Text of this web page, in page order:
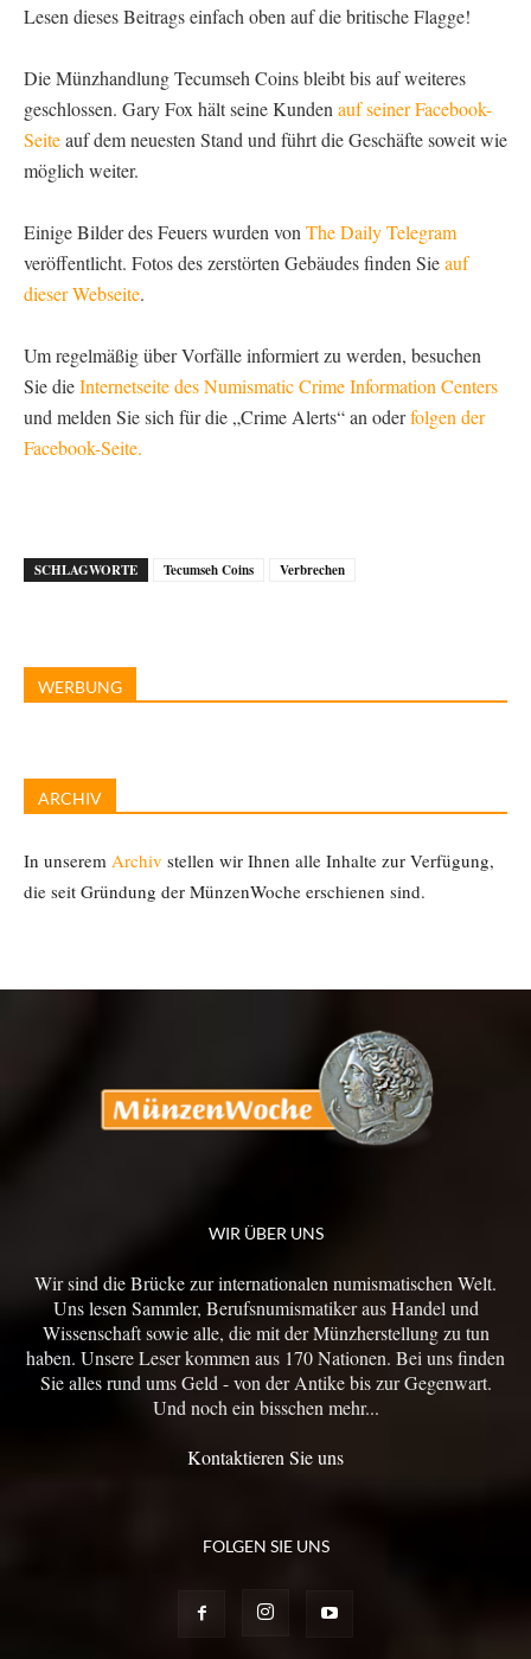
Lesen dieses Beitrags einfach oben auf die britische Flagge!
Die Münzhandlung Tecumseh Coins bleibt bis auf weiteres
geschlossen. Gary Fox hält seine Kundenauf seiner Facebook-
Seiteauf dem neuesten Stand und führt die Geschäfte soweit wie
möglich weiter.
Einige Bilder des Feuers wurden vonThe Daily Telegram
veröffentlicht. Fotos des zerstörten Gebäudes finden Sieauf
dieser Webseite.
Um regelmäßig über Vorfälle informiert zu werden, besuchen
Sie dieInternetseite des Numismatic Crime Information Centers
und melden Sie sich für die „Crime Alerts“ an oderfolgen der
Facebook-Seite.
SCHLAGWORTE Tecumseh Coins Verbrechen
WERBUNG
ARCHIV
In unserem Archiv stellen wir Ihnen alle Inhalte zur Verfügung,
die seit Gründung der MünzenWoche erschienen sind.
WIR ÜBER UNS
Wir sind die Brücke zur internationalen numismatischen Welt.
Uns lesen Sammler, Berufsnumismatiker aus Handel und
Wissenschaft sowie alle, die mit der Münzherstellung zu tun
haben. Unsere Leser kommen aus 170 Nationen. Bei uns finden
Sie alles rund ums Geld - von der Antike bis zur Gegenwart.
Und noch ein bisschen mehr...
Kontaktieren Sie uns
FOLGEN SIE UNS